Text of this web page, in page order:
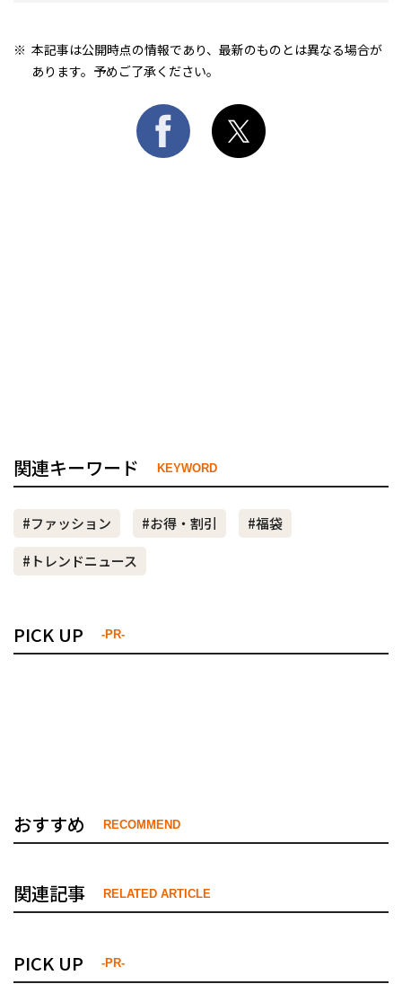
本記事は公開時点の情報であり、最新のものとは異なる場合が
あります。予めご了承ください。
関連キーワード KEYWORD
#ファッション #お得・割引
#福袋
#トレンドニュース
PICK UP -PR-
おすすめ RECOMMEND
関連記事 RELATED ARTICLE
PICK UP -PR-